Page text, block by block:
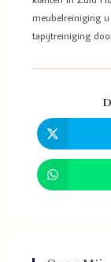
meubelreiniging
tapijtreiniging